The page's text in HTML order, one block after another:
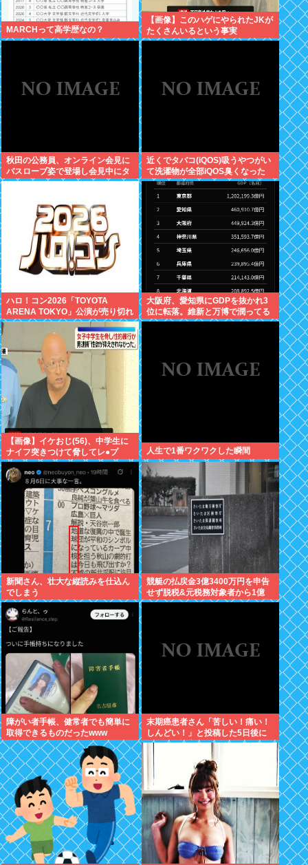
MARCHって高学歴なの？
【画像】このハゲにやられたJKが
たくさんいるという事実
秋田の公務員、オンライン会見に
バスローブ姿で登場し会見中にタ
バコを吸う←あのさあ！
近くでタバコ(iQOS)吸うやつがい
て洗濯物が全部iQOS臭くなった
ハロ！コン2026「TOYOTA
ARENA TOKYO」公演が売り切れ
ない
大阪府、愛知県にGDPを抜かれ3
位に転落。維新と万博で潤ってる
はずじゃ…
【画像】イケおじ(56)、中学生に
ナイフ突きつけて脅してレ●プ
www
人生で1番ワクワクした瞬間
新聞さん、壮大な縦読みを仕込ん
でしまう
競艇の払戻金3億3400万円を申告
せず脱税&元税務対象者から1億
5000万円騙し取ったZ世代税務署
障がい者手帳、健常者でも簡単に
取得できるものだったwww
末期癌患者さん「苦しい！痛い！
しんどい！」と投稿した5日後に
穏やかに旅立つ